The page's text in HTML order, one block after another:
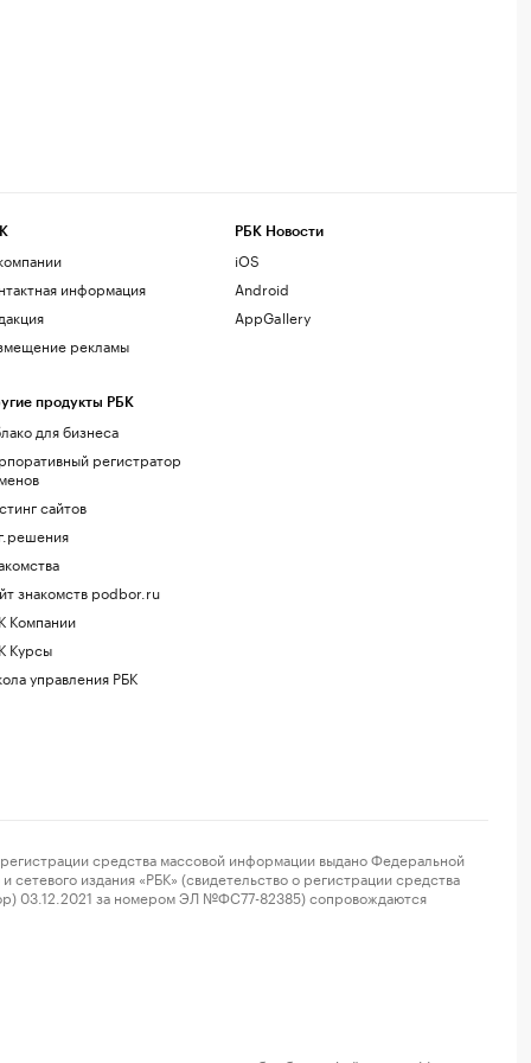
информация
рекламы
продукты РБК
для бизнеса
регистратор
сайтов
знакомств podbor.ru
Компании
Курсы
управления РБК
РБК Новости
iOS
Android
AppGallery
средства массовой информации выдано Федеральной
издания «РБК» (свидетельство о регистрации средства
03.12.2021 за номером ЭЛ №ФС77-82385) сопровождаются